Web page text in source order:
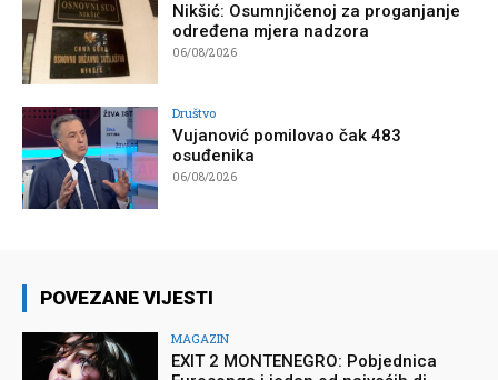
Nikšić: Osumnjičenoj za proganjanje
određena mjera nadzora
06/08/2026
Društvo
Vujanović pomilovao čak 483
osuđenika
06/08/2026
POVEZANE VIJESTI
MAGAZIN
EXIT 2 MONTENEGRO: Pobjednica